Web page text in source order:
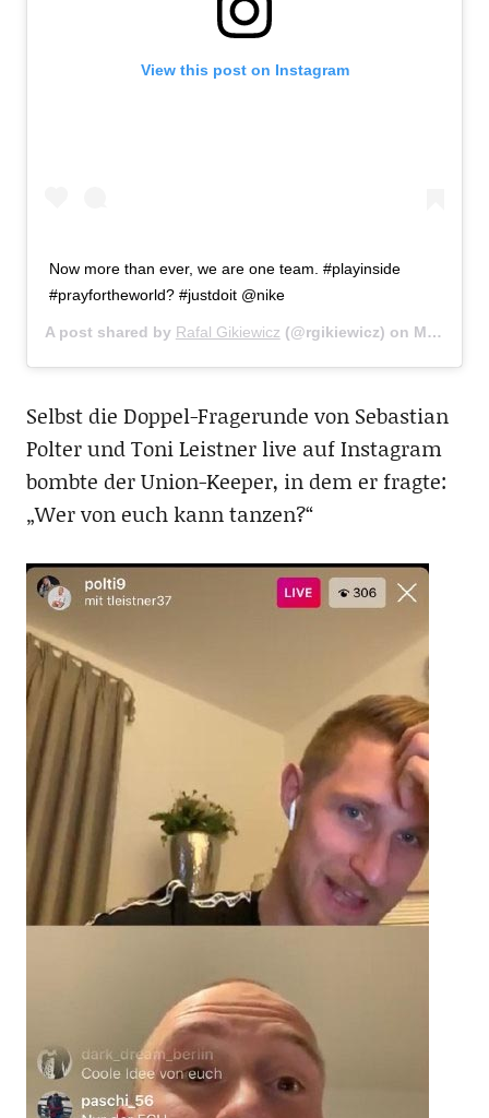
View this post on Instagram
Now more than ever, we are one team. #playinside
#prayfortheworld? #justdoit @nike
A post shared by Rafal Gikiewicz (@rgikiewicz) on Mar 21, 2020 at 7:55am PDT
Selbst die Doppel-Fragerunde von Sebastian
Polter und Toni Leistner live auf Instagram
bombte der Union-Keeper, in dem er fragte:
„Wer von euch kann tanzen?“